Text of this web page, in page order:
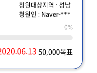
청원대상지역 : 성남
청원인 : Naver-***
0%
50,000목표